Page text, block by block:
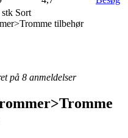
Sort
tilbehør
på 8 anmeldelser